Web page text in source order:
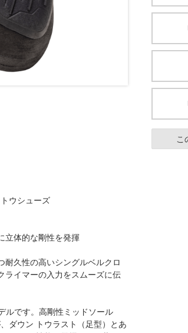
ウシューズ
立体的な剛性を発揮
耐久性の高いシングルベルクロ
ライマーの入力をスムーズに伝
ルです。高剛性ミッドソール
ダウン トウラスト（足型）とあ
こ